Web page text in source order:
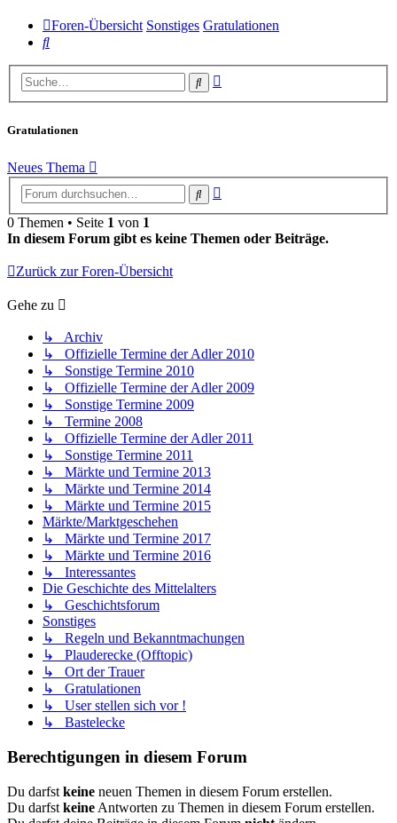
Foren-Übersicht Sonstiges Gratulationen
Suche
Suche
Gratulationen
Neues Thema
Suche
0 Themen • Seite 1 von 1
In diesem Forum gibt es keine Themen oder Beiträge.
Zurück zur Foren-Übersicht
Gehe zu
↳ Archiv
↳ Offizielle Termine der Adler 2010
↳ Sonstige Termine 2010
↳ Offizielle Termine der Adler 2009
↳ Sonstige Termine 2009
↳ Termine 2008
↳ Offizielle Termine der Adler 2011
↳ Sonstige Termine 2011
↳ Märkte und Termine 2013
↳ Märkte und Termine 2014
↳ Märkte und Termine 2015
Märkte/Marktgeschehen
↳ Märkte und Termine 2017
↳ Märkte und Termine 2016
↳ Interessantes
Die Geschichte des Mittelalters
↳ Geschichtsforum
Sonstiges
↳ Regeln und Bekanntmachungen
↳ Plauderecke (Offtopic)
↳ Ort der Trauer
↳ Gratulationen
↳ User stellen sich vor !
↳ Bastelecke
Berechtigungen in diesem Forum
Du darfst keine neuen Themen in diesem Forum erstellen.
Du darfst keine Antworten zu Themen in diesem Forum erstellen.